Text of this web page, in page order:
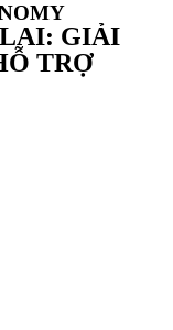
LAI: GIẢI
TRỢ